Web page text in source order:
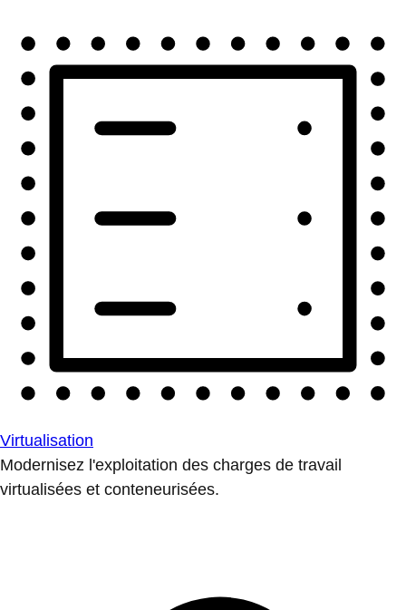
Virtualisation
Modernisez l'exploitation des charges de travail
virtualisées et conteneurisées.